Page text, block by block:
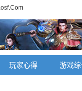
玩家心得 游戏